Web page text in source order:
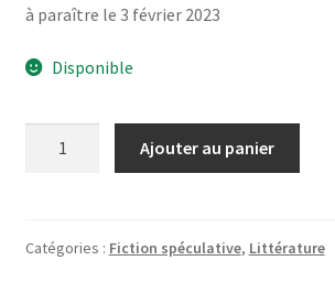
à paraître le 3 février 2023
Disponible
prières
Ajouter au panier
Catégories : Fiction spéculative, Littérature